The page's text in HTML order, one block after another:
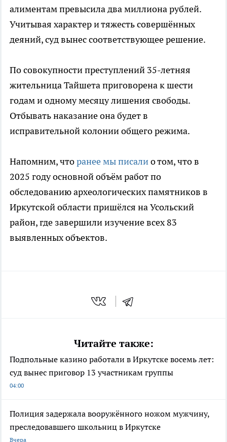
алиментам превысила два миллиона рублей.
Учитывая характер и тяжесть совершённых
деяний, суд вынес соответствующее решение.
По совокупности преступлений 35-летняя
жительница Тайшета приговорена к шести
годам и одному месяцу лишения свободы.
Отбывать наказание она будет в
исправительной колонии общего режима.
Напомним, чторанее мы писалио том, что в
2025 году основной объём работ по
обследованию археологических памятников в
Иркутской области пришёлся на Усольский
район, где завершили изучение всех 83
выявленных объектов.
Читайте также:
Подпольные казино работали в Иркутске восемь лет:
суд вынес приговор 13 участникам группы
04:00
Полиция задержала вооружённого ножом мужчину,
преследовавшего школьниц в Иркутске
Вчера